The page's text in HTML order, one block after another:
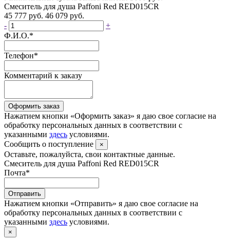
Смеситель для душа Paffoni Red RED015CR
45 777 руб. 46 079 руб.
-
+
Ф.И.О.*
Телефон*
Комментарий к заказу
Оформить заказ
Нажатием кнопки «Оформить заказ» я даю свое согласие на
обработку персональных данных в соответствии с
указанными здесь условиями.
Сообщить о поступление
×
Оставьте, пожалуйста, свои контактные данные.
Смеситель для душа Paffoni Red RED015CR
Почта*
Отправить
Нажатием кнопки «Отправить» я даю свое согласие на
обработку персональных данных в соответствии с
указанными здесь условиями.
×